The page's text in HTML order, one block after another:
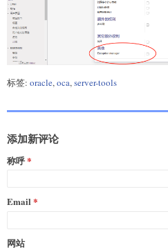
标签: oracle,oca,server-tools
添加新评论
称呼
Email
网站